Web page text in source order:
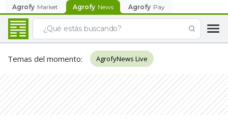
Agrofy Market Agrofy News Agrofy Pay
Temas del momento: AgrofyNews Live